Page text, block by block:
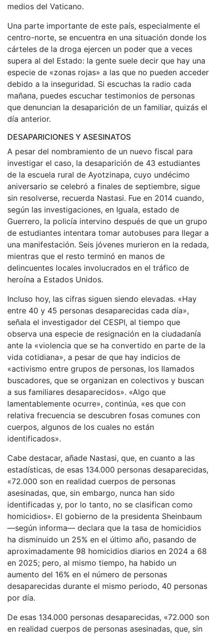
medios del Vaticano.
Una parte importante de este país, especialmente el
centro-norte, se encuentra en una situación donde los
cárteles de la droga ejercen un poder que a veces
supera al del Estado: la gente suele decir que hay una
especie de «zonas rojas» a las que no pueden acceder
debido a la inseguridad. Si escuchas la radio cada
mañana, puedes escuchar testimonios de personas
que denuncian la desaparición de un familiar, quizás el
día anterior.
DESAPARICIONES Y ASESINATOS
A pesar del nombramiento de un nuevo fiscal para
investigar el caso, la desaparición de 43 estudiantes
de la escuela rural de Ayotzinapa, cuyo undécimo
aniversario se celebró a finales de septiembre, sigue
sin resolverse, recuerda Nastasi. Fue en 2014 cuando,
según las investigaciones, en Iguala, estado de
Guerrero, la policía intervino después de que un grupo
de estudiantes intentara tomar autobuses para llegar a
una manifestación. Seis jóvenes murieron en la redada,
mientras que el resto terminó en manos de
delincuentes locales involucrados en el tráfico de
heroína a Estados Unidos.
Incluso hoy, las cifras siguen siendo elevadas. «Hay
entre 40 y 45 personas desaparecidas cada día»,
señala el investigador del CESPI, al tiempo que
observa una especie de resignación en la ciudadanía
ante la «violencia que se ha convertido en parte de la
vida cotidiana», a pesar de que hay indicios de
«activismo entre grupos de personas, los llamados
buscadores, que se organizan en colectivos y buscan
a sus familiares desaparecidos». «Algo que
lamentablemente ocurre», continúa, «es que con
relativa frecuencia se descubren fosas comunes con
cuerpos, algunos de los cuales no están
identificados».
Cabe destacar, añade Nastasi, que, en cuanto a las
estadísticas, de esas 134.000 personas desaparecidas,
«72.000 son en realidad cuerpos de personas
asesinadas, que, sin embargo, nunca han sido
identificadas y, por lo tanto, no se clasifican como
homicidios». El gobierno de la presidenta Sheinbaum
—según informa— declara que la tasa de homicidios
ha disminuido un 25% en el último año, pasando de
aproximadamente 98 homicidios diarios en 2024 a 68
en 2025; pero, al mismo tiempo, ha habido un
aumento del 16% en el número de personas
desaparecidas durante el mismo periodo, 40 personas
por día.
De esas 134.000 personas desaparecidas, «72.000 son
en realidad cuerpos de personas asesinadas, que, sin